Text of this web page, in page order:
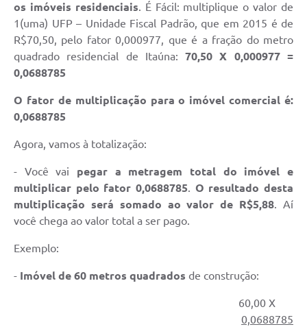
os imóveis residenciais. É Fácil: multiplique o valor de
1(uma) UFP – Unidade Fiscal Padrão, que em 2015 é de
R$70,50, pelo fator 0,000977, que é a fração do metro
quadrado residencial de Itaúna:70,50 X 0,000977 =
0,0688785
O fator de multiplicação para o imóvel comercial é:
0,0688785
Agora, vamos à totalização:
- Você vai pegar a metragem total do imóvel e
multiplicar pelo fator 0,0688785. O resultado desta
multiplicação será somado ao valor de R$5,88. Aí
você chega ao valor total a ser pago.
Exemplo:
- Imóvel de 60 metros quadrados de construção:
60,00 X
0,0688785